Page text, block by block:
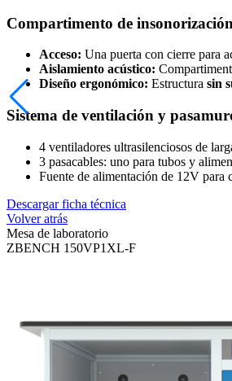
Compartimento de insonorización
Acceso: Una puerta con cierre para
Aislamiento acústico:
Diseño ergonómico: Estructura sin
Sistema de ventilación y
4 ventiladores ultrasilenciosos de
3 pasacables: uno para tubos y
Fuente de alimentación de 12V
Descargar ficha técnica
Volver atrás
Mesa de laboratorio
ZBENCH 150VP1XL-F